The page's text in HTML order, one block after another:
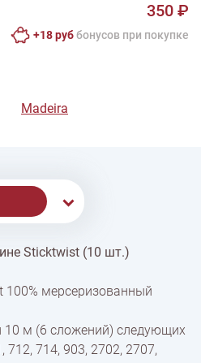
350 ₽
+18 руббонусов при покупке
Madeira
Sticktwist (10 шт.)
100% мерсеризованный
10 м (6 сложений) следующих
712, 714, 903, 2702, 2707,